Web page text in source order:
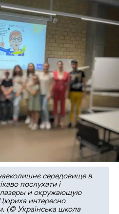
середовище в
послухати і
и окружающую
интересно
(© Українська школа